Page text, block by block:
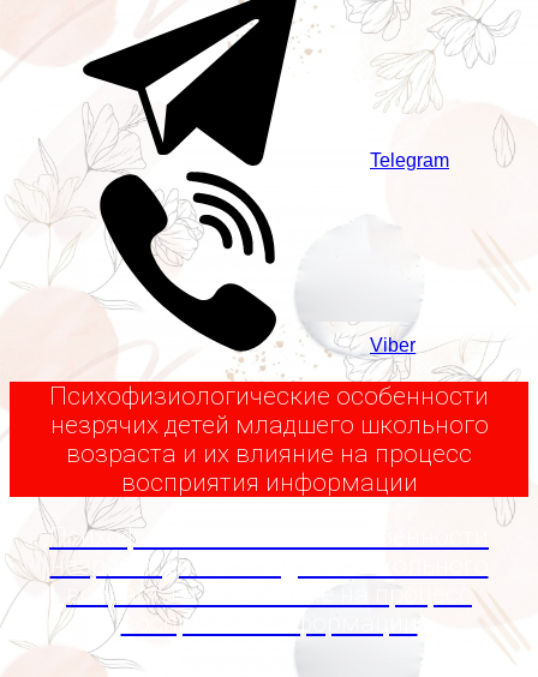
Telegram
Viber
Психофизиологические особенности
незрячих детей младшего школьного
возраста и их влияние на процесс
восприятия информации
Психофизиологические особенности
незрячих детей младшего школьного
возраста и их влияние на процесс
восприятия информации